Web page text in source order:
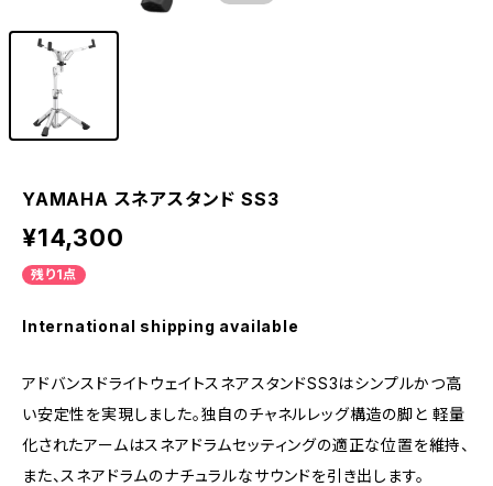
YAMAHA スネアスタンド SS3
¥14,300
残り1点
International shipping available
アドバンスドライトウェイトスネアスタンドSS3はシンプルかつ高
い安定性を実現しました。独自のチャネルレッグ構造の脚と 軽量
化されたアームはスネアドラムセッティングの適正な位置を維持、
また、スネアドラムのナチュラルなサウンドを引き出します。